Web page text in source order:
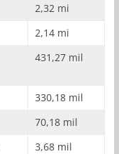
2,32 mi
2,14 mi
431,27 mil
330,18 mil
70,18 mil
3,68 mil